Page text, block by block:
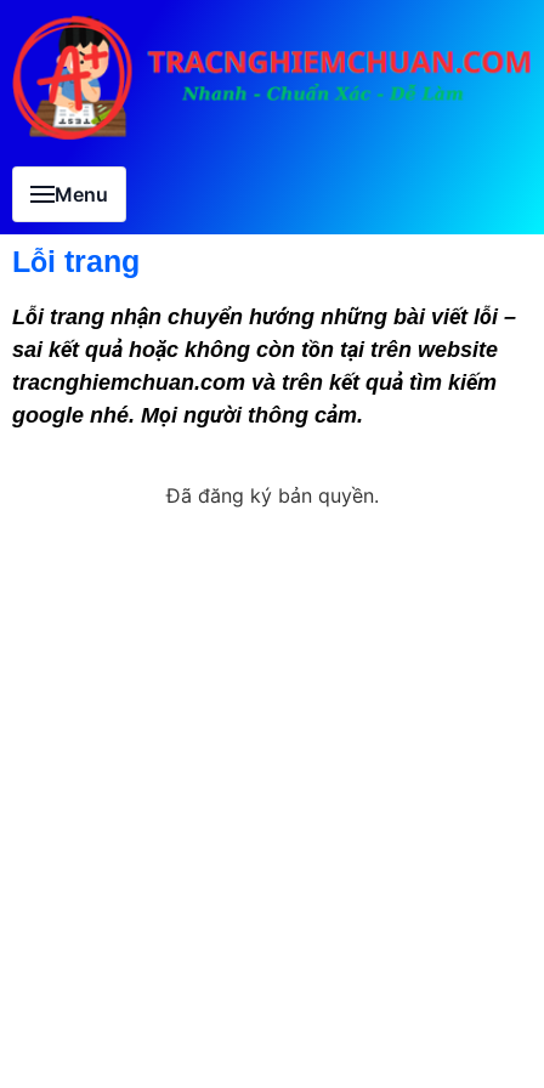
Menu
Lỗi trang
Lỗi trang nhận chuyển hướng những bài viết lỗi –
sai kết quả hoặc không còn tồn tại trên website
tracnghiemchuan.com và trên kết quả tìm kiếm
google nhé. Mọi người thông cảm.
Đã đăng ký bản quyền.